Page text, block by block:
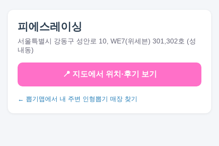
피에스레이싱
서울특별시 강동구 성안로 10, WE7(위세븐) 301,302호 (성
내동)
📍 지도에서 위치·후기 보기
← 뽑기맵에서 내 주변 인형뽑기 매장 찾기